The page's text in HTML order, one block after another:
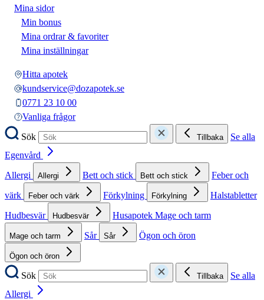
Mina sidor
Min bonus
Mina ordrar & favoriter
Mina inställningar
Hitta apotek
kundservice@dozapotek.se
0771 23 10 00
Vanliga frågor
Sök
Tillbaka
Se alla
Egenvård
Allergi
Allergi Bett och stick Bett och stick
Feber och
värk
Feber och värk Förkylning Förkylning
Halstabletter
Hudbesvär
Hudbesvär Husapotek Mage och tarm
Mage och tarm Sår Sår Ögon och öron
Ögon och öron
Sök Tillbaka
Se alla
Allergi